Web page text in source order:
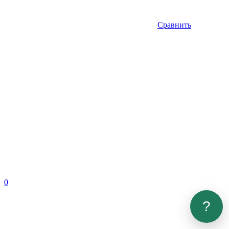
Сравнить
0
?